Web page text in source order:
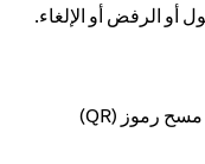
أو الرفض أو الإلغاء.
اختبر المدفوعات السهلة من خلال مسح رموز (QR)